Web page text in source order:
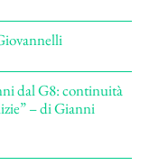
dal G8: continuità
– di Gianni